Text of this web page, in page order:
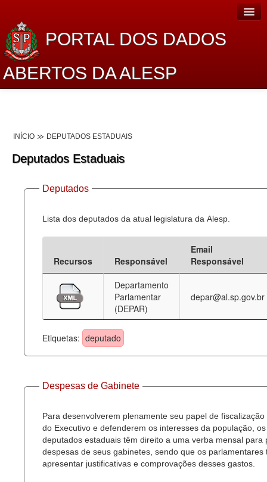
PORTAL DOS DADOS
ABERTOS DA ALESP
Lei de Acesso à Informação
Dados Governamentais Abertos
Planejamento
Catálogo de dados
Processo Legislativo
Deputados Estaduais
Administração
Legislação
Agenda
Perguntas frequentes
INÍCIO DEPUTADOS ESTADUAIS
Deputados Estaduais
Deputados
Lista dos deputados da atual legislatura da Alesp.
Recursos Responsável
Email
Responsável
Departamento
Parlamentar
(DEPAR)
depar@al.sp.gov.br
Etiquetas: deputado
Despesas de Gabinete
Para desenvolverem plenamente seu papel de fiscalização
do Executivo e defenderem os interesses da população, os
deputados estaduais têm direito a uma verba mensal para
despesas de seus gabinetes, sendo que os parlamentares
apresentar justificativas e comprovações desses gastos.